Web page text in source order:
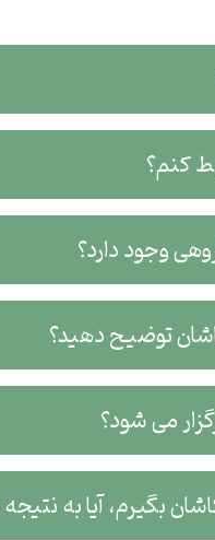
کنم؟
وجود دارد؟
توضیح دهید؟
می شود؟
بگیرم، آیا به